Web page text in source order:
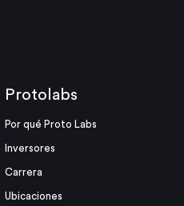
Protolabs
Por qué Proto Labs
Inversores
Carrera
Ubicaciones